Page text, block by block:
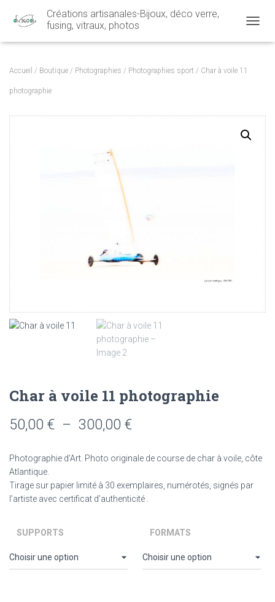
Créations artisanales-Bijoux, déco verre,
fusing, vitraux, photos
Accueil / Boutique / Photographies / Photographies sport / Char à voile 11
photographie
Char à voile 11 photographie
50,00 € – 300,00 €Plage
50,00 €
300,00 €
Photographie d’Art. Photo originale de course de char à voile, côte
Atlantique.
Tirage sur papier limité à 30 exemplaires, numérotés, signés par
l’artiste avec certificat d’authenticité .
SUPPORTS FORMATS